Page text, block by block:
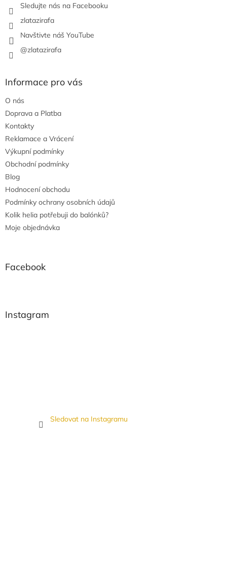
Sledujte nás na Facebooku
zlatazirafa
Navštivte náš YouTube
@zlatazirafa
Informace pro vás
O nás
Doprava a Platba
Kontakty
Reklamace a Vrácení
Výkupní podmínky
Obchodní podmínky
Blog
Hodnocení obchodu
Podmínky ochrany osobních údajů
Kolik helia potřebuji do balónků?
Moje objednávka
Facebook
Instagram
Sledovat na Instagramu